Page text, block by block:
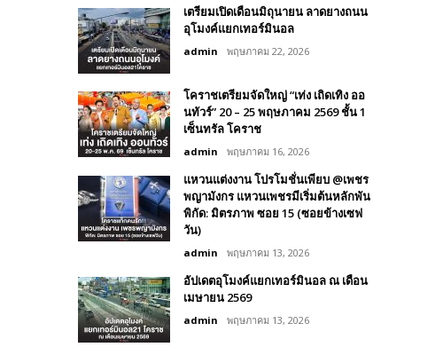
เตรียมเปิดเดือนมิถุนายน ลาดยางถนน
อุโมงค์แยกเทอร์มินอล
admin พฤษภาคม 22, 2026
โคราชเตรียมจัดใหญ่ “เท่ง เถิดเทิง ออ
นทัวร์” 20 – 25 พฤษภาคม 2569 ชั้น 1
เซ็นทรัล โคราช
admin พฤษภาคม 16, 2026
แหวนแต่งงาน โปรโมชั่นเพียบ @เพชร
พญามังกร แหวนเพชรมีเริ่มต้นหลักพัน
พิกัด: มิตรภาพ ซอย 15 (ซอยข้างเซฟ
วัน)
admin พฤษภาคม 13, 2026
อัปเดตอุโมงค์แยกเทอร์มินอล ณ เดือน
เมษายน 2569
admin พฤษภาคม 13, 2026